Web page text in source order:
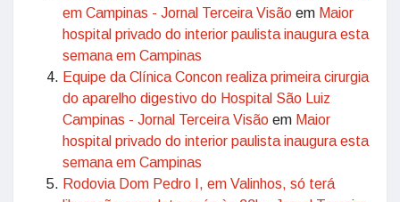
em Campinas - Jornal Terceira Visão em Maior
hospital privado do interior paulista inaugura esta
semana em Campinas
Equipe da Clínica Concon realiza primeira cirurgia
do aparelho digestivo do Hospital São Luiz
Campinas - Jornal Terceira Visão em Maior
hospital privado do interior paulista inaugura esta
semana em Campinas
Rodovia Dom Pedro I, em Valinhos, só terá